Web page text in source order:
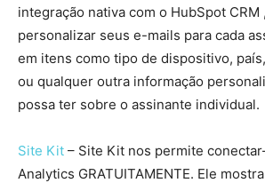
integração nativa com o HubSpot CRM
personalizar seus e-mails para cada
em itens como tipo de dispositivo, país,
ou qualquer outra informação
possa ter sobre o assinante individual.
Site Kit – Site Kit nos permite
Analytics GRATUITAMENTE. Ele